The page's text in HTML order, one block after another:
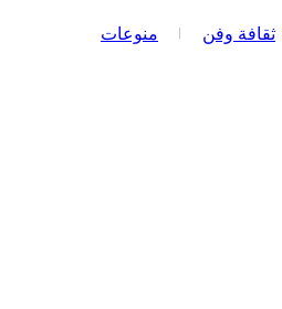
ثقافة وفن منوعات